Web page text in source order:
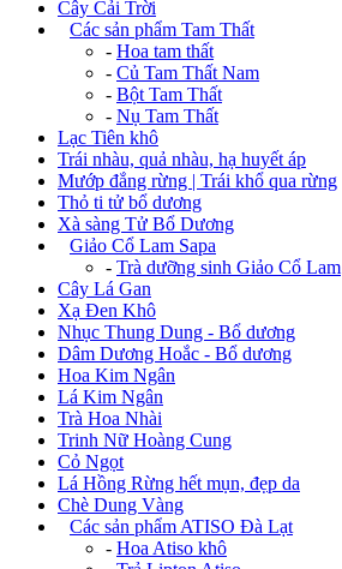
Cây Cải Trời
Các sản phẩm Tam Thất
- Hoa tam thất
- Củ Tam Thất Nam
- Bột Tam Thất
- Nụ Tam Thất
Lạc Tiên khô
Trái nhàu, quả nhàu, hạ huyết áp
Mướp đắng rừng | Trái khổ qua rừng
Thỏ ti tử bổ dương
Xà sàng Tử Bổ Dương
Giảo Cổ Lam Sapa
- Trà dưỡng sinh Giảo Cổ Lam
Cây Lá Gan
Xạ Đen Khô
Nhục Thung Dung - Bổ dương
Dâm Dương Hoắc - Bổ dương
Hoa Kim Ngân
Lá Kim Ngân
Trà Hoa Nhài
Trinh Nữ Hoàng Cung
Cỏ Ngọt
Lá Hồng Rừng hết mụn, đẹp da
Chè Dung Vàng
Các sản phẩm ATISO Đà Lạt
- Hoa Atiso khô